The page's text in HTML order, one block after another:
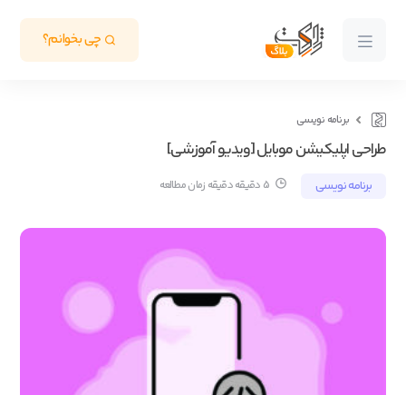
چی بخوانم؟
برنامه نویسی
طراحی اپلیکیشن موبایل [ویدیو آموزشی]
برنامه نویسی 5 دقیقه دقیقه زمان مطالعه